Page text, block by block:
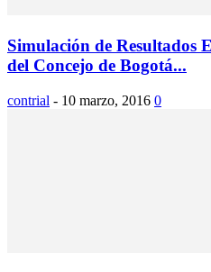
Simulación de Resultados
del Concejo de Bogotá...
contrial - 10 marzo, 2016 0